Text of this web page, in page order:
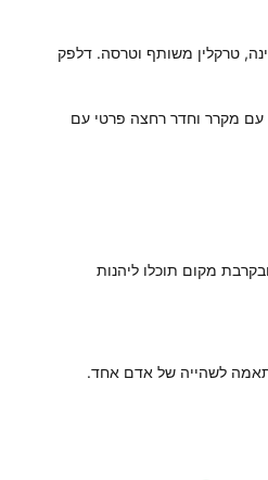
לשהייה של אדם אחד.